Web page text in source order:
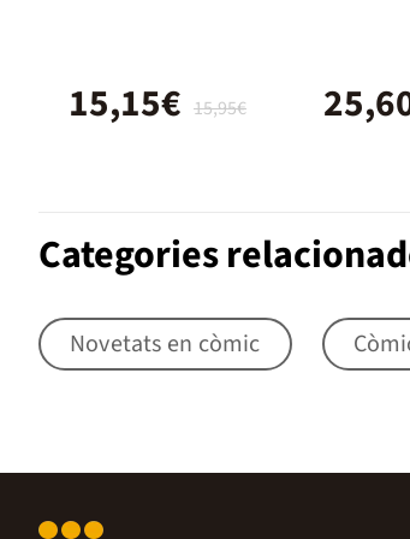
15,95€
15,15€
Categories
Novetats en còmic